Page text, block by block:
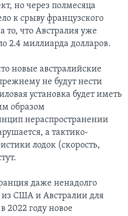
но через полмесяца
к срыву французского
то, что Австралия уже
2.4 миллиарда долларов.
новые австралийские
не будут нести
установка будет иметь
образом
нераспространении
а тактико-
лодок (скорость,
даже ненадолго
из США и Австралии для
2022 году новое